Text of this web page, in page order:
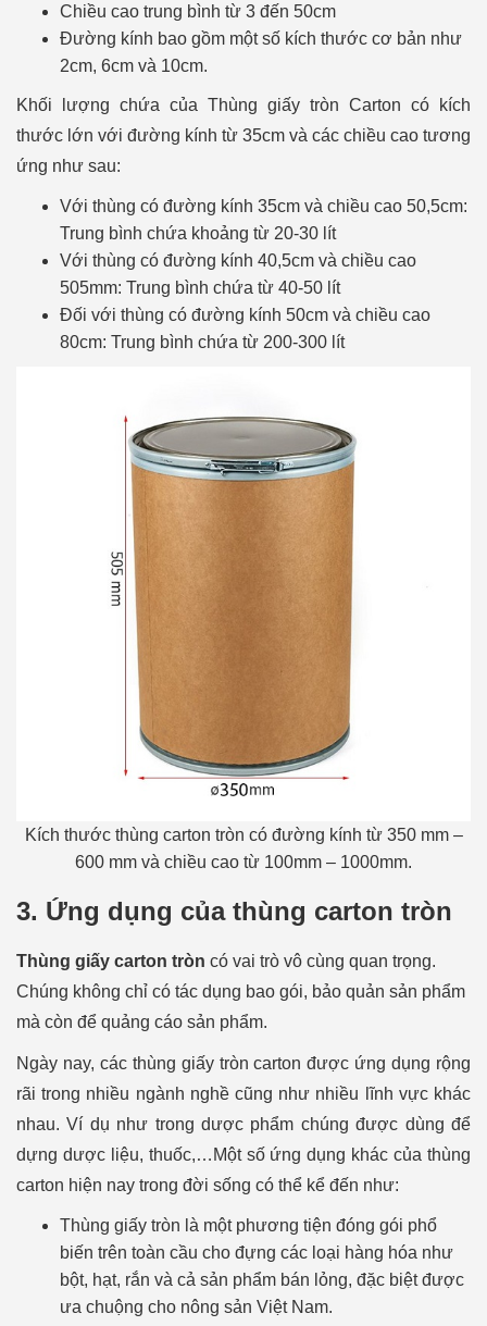
Chiều cao trung bình từ 3 đến 50cm
Đường kính bao gồm một số kích thước cơ bản như
2cm, 6cm và 10cm.
Khối lượng chứa của Thùng giấy tròn Carton có kích
thước lớn với đường kính từ 35cm và các chiều cao tương
ứng như sau:
Với thùng có đường kính 35cm và chiều cao 50,5cm:
Trung bình chứa khoảng từ 20-30 lít
Với thùng có đường kính 40,5cm và chiều cao
505mm: Trung bình chứa từ 40-50 lít
Đối với thùng có đường kính 50cm và chiều cao
80cm: Trung bình chứa từ 200-300 lít
Kích thước thùng carton tròn có đường kính từ 350 mm –
600 mm và chiều cao từ 100mm – 1000mm.
3. Ứng dụng của thùng carton tròn
Thùng giấy carton tròn có vai trò vô cùng quan trọng.
Chúng không chỉ có tác dụng bao gói, bảo quản sản phẩm
mà còn để quảng cáo sản phẩm.
Ngày nay, các thùng giấy tròn carton được ứng dụng rộng
rãi trong nhiều ngành nghề cũng như nhiều lĩnh vực khác
nhau. Ví dụ như trong dược phẩm chúng được dùng để
dựng dược liệu, thuốc,…Một số ứng dụng khác của thùng
carton hiện nay trong đời sống có thể kể đến như:
Thùng giấy tròn là một phương tiện đóng gói phổ
biến trên toàn cầu cho đựng các loại hàng hóa như
bột, hạt, rắn và cả sản phẩm bán lỏng, đặc biệt được
ưa chuộng cho nông sản Việt Nam.